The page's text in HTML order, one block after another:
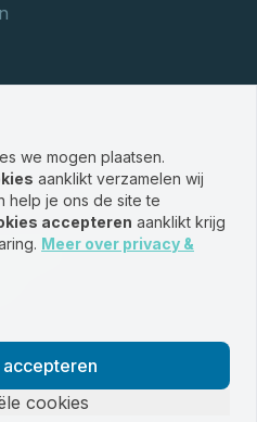
2026
we mogen plaatsen.
aanklikt verzamelen wij
help je ons de site te
accepteren aanklikt krijg
Meer over privacy &
cookies